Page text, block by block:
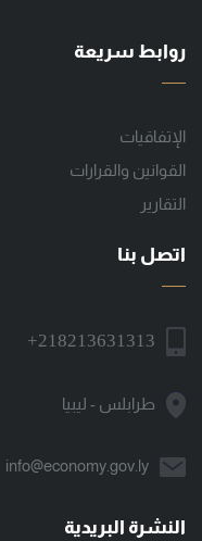
روابط سريعة
الإتفاقيات
القوانين والقرارات
التقارير
اتصل بنا
+218213631313
طرابلس - ليبيا
info@economy.gov.ly
النشرة البريدية